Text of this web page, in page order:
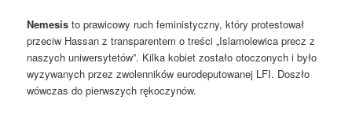
Nemesis to prawicowy ruch feministyczny, który protestował
przeciw Hassan z transparentem o treści „Islamolewica precz z
naszych uniwersytetów”. Kilka kobiet zostało otoczonych i było
wyzywanych przez zwolenników eurodeputowanej LFI. Doszło
wówczas do pierwszych rękoczynów.